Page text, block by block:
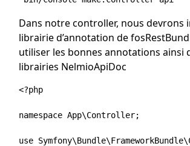
Dans notre controller, nous devrons
librairie d’annotation de
utiliser les bonnes annotations ainsi
librairies NelmioApiDoc
<?php
namespace App\Controller;
use